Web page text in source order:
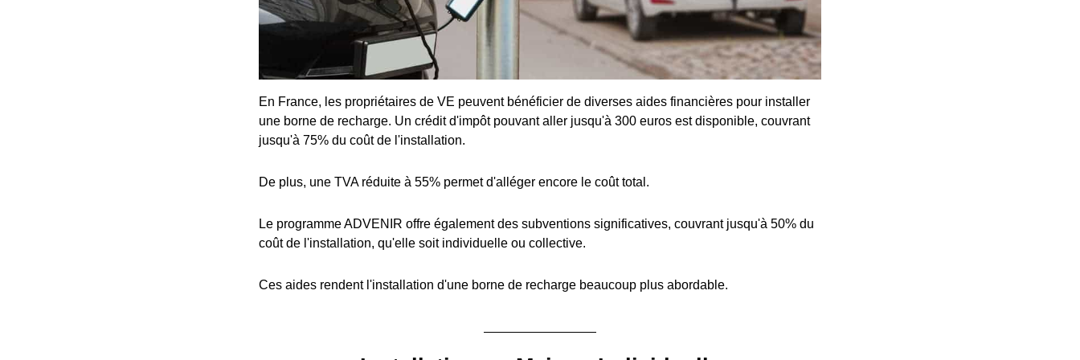
En France, les propriétaires de VE peuvent bénéficier de diverses aides financières pour installer
une borne de recharge. Un crédit d'impôt pouvant aller jusqu'à 300 euros est disponible, couvrant
jusqu'à 75% du coût de l'installation.
De plus, une TVA réduite à 55% permet d'alléger encore le coût total.
Le programme ADVENIR offre également des subventions significatives, couvrant jusqu'à 50% du
coût de l'installation, qu'elle soit individuelle ou collective.
Ces aides rendent l'installation d'une borne de recharge beaucoup plus abordable.